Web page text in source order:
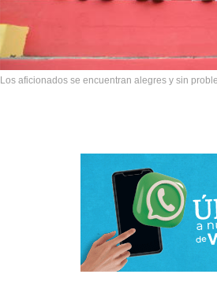
Los aficionados se encuentran alegres y sin